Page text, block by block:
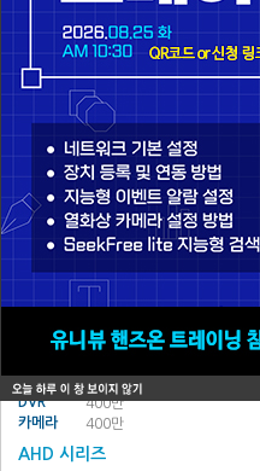
일반
카메라
130만 210만
300만
500만
주변기기
All In One
DVR 카메라
WQHD/QHD/AHD 시리즈
카메라
500만 이상
QHD 시리즈
DVR
400만
카메라
400만
AHD 시리즈